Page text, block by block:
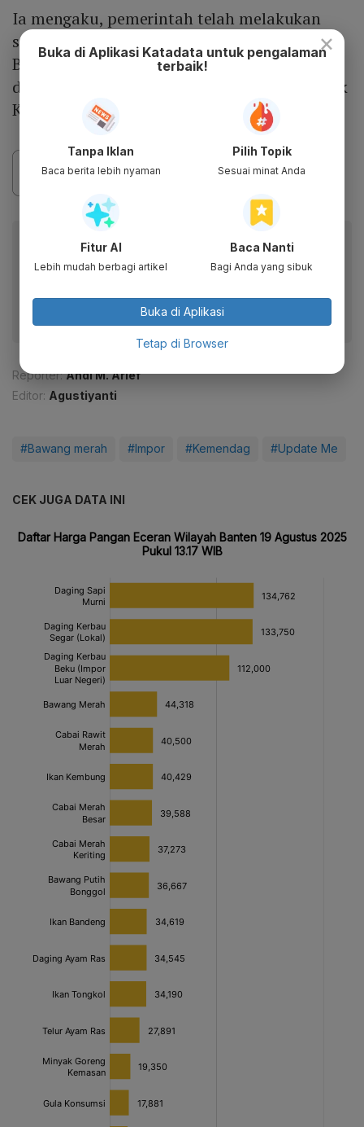
Ia mengaku, pemerintah telah melakukan
subsidi distribusi bawang merah, yakni dari
Brebes, Jawa Tengah ke Kalimantan Timur
dan dari Solok, Sumatra Barat ke Pasar Induk
Kramat Jati.
Baca artikel ini lewat aplikasi mobile.
Dapatkan pengalaman membaca lebih nyaman dan nikmati
Reporter: Andi M. Arief
Editor: Agustiyanti
#Bawang merah #Impor #Kemendag #Update Me
CEK JUGA DATA INI
×
Buka di Aplikasi Katadata untuk pengalaman
terbaik!
Tanpa Iklan
Baca berita lebih nyaman
Pilih Topik
Sesuai minat Anda
Fitur AI
Lebih mudah berbagi artikel
Baca Nanti
Bagi Anda yang sibuk
Buka di Aplikasi
Tetap di Browser